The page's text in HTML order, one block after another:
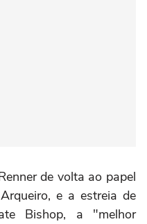
de volta ao papel
e a estreia de
Bishop, a "melhor